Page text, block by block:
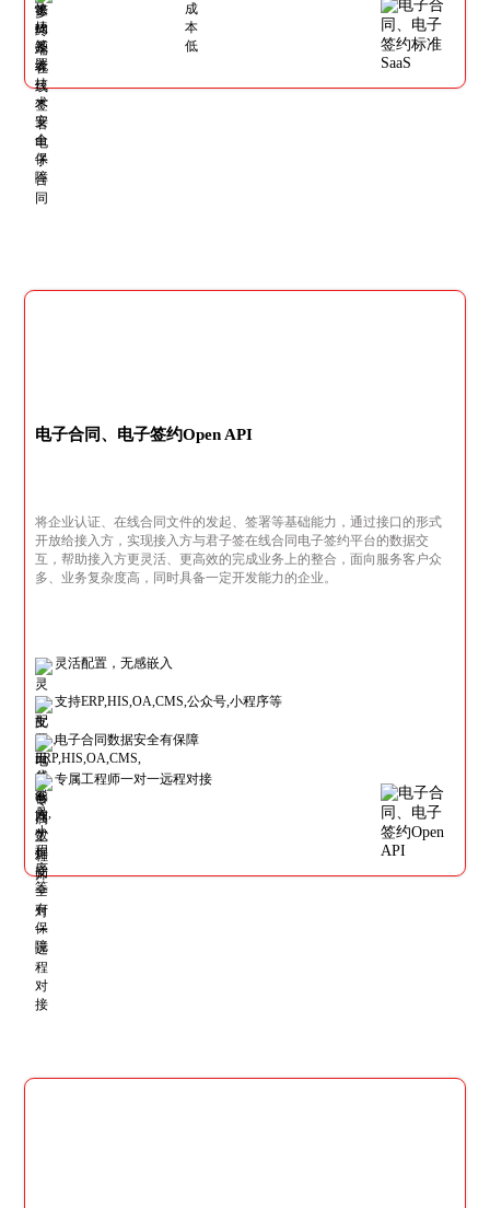
电子合同、电子签约Open API
将企业认证、在线合同文件的发起、签署等基础能力，通过接口的形式
开放给接入方，实现接入方与君子签在线合同电子签约平台的数据交
互，帮助接入方更灵活、更高效的完成业务上的整合，面向服务客户众
多、业务复杂度高，同时具备一定开发能力的企业。
灵活配置，无感嵌入
支持ERP,HIS,OA,CMS,公众号,小程序等
电子合同数据安全有保障
专属工程师一对一远程对接